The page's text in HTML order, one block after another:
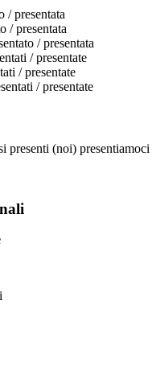
/ presentata
/ presentata
/ presentata
/ presentate
/ presentate
/ presentate
presenti (noi) presentiamoci